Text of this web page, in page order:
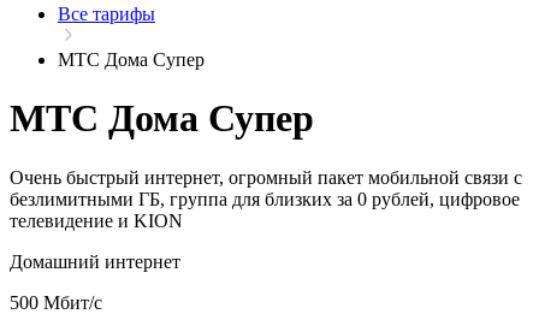
Все тарифы
МТС Дома Супер
МТС Дома Супер
Очень быстрый интернет, огромный пакет мобильной связи с
безлимитными ГБ, группа для близких за 0 рублей, цифровое
телевидение и KION
Домашний интернет
500 Мбит/с